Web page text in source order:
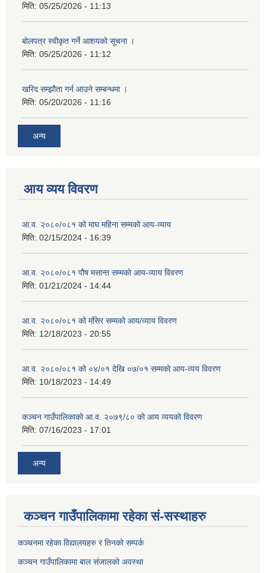
मिति: 05/25/2026 - 11:13
बोलपत्र स्वीकृत गर्ने आशयको सूचना ।
मिति: 05/25/2026 - 11:12
खरिद सम्झौता गर्न आउने सम्बन्धमा ।
मिति: 05/20/2026 - 11:16
अन्य
आय व्यय विवरण
आ.व. २०८०/०८१ को माघ महिना सम्मको आय-व्याय
मिति: 02/15/2024 - 16:39
आ.व. २०८०/०८१ पौष मसान्त सम्मको आय-व्याय विवरण
मिति: 01/21/2024 - 14:44
आ.व. २०८०/०८१ को मंसिर सम्मको आय/व्याय विवरण
मिति: 12/18/2023 - 20:55
आ.व. २०८०/०८१ को ०४/०१ देखि ०७/०१ सम्मको आय-व्यय विवरण
मिति: 10/18/2023 - 14:49
कञ्‍चन गाउँपालिकाको आ.व. २०७९/८० को आय व्ययको विवरण
मिति: 07/16/2023 - 17:01
अन्य
कञ्चन गाउँपालिकामा रहेका सं-सस्थाहरु
कञ्चनमा रहेका विद्यालयहरु र तिनकाे सम्पर्क
कञ्चन गाउँपालिकामा बाल संजालको अवस्था